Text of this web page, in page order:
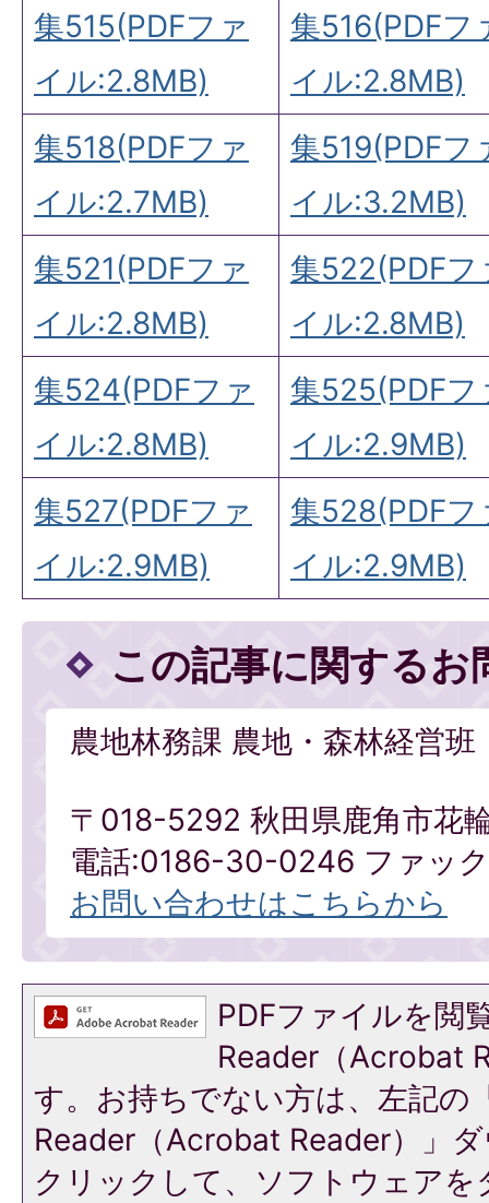
集515(PDFファ
イル:2.8MB)
集516(PDFフ
イル:2.8MB)
集518(PDFファ
イル:2.7MB)
集519(PDFフ
イル:3.2MB)
集521(PDFファ
イル:2.8MB)
集522(PDFフ
イル:2.8MB)
集524(PDFファ
イル:2.8MB)
集525(PDFフ
イル:2.9MB)
集527(PDFファ
イル:2.9MB)
集528(PDFフ
イル:2.9MB)
この記事に関するお
農地林務課 農地・森林経営班
〒018-5292 秋田県鹿角市花
電話:0186-30-0246 ファッ
お問い合わせはこちらから
PDFファイルを閲
Reader（Acrobat
す。お持ちでない方は、左記の
Reader（Acrobat Reader）」
クリックして、ソフトウェア